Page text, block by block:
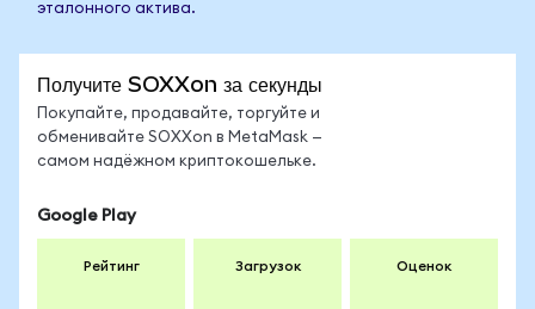
эталонного актива.
Получите SOXXon за секунды
Покупайте, продавайте, торгуйте и
обменивайте SOXXon в MetaMask —
самом надёжном криптокошельке.
Google Play
Рейтинг Загрузок Оценок